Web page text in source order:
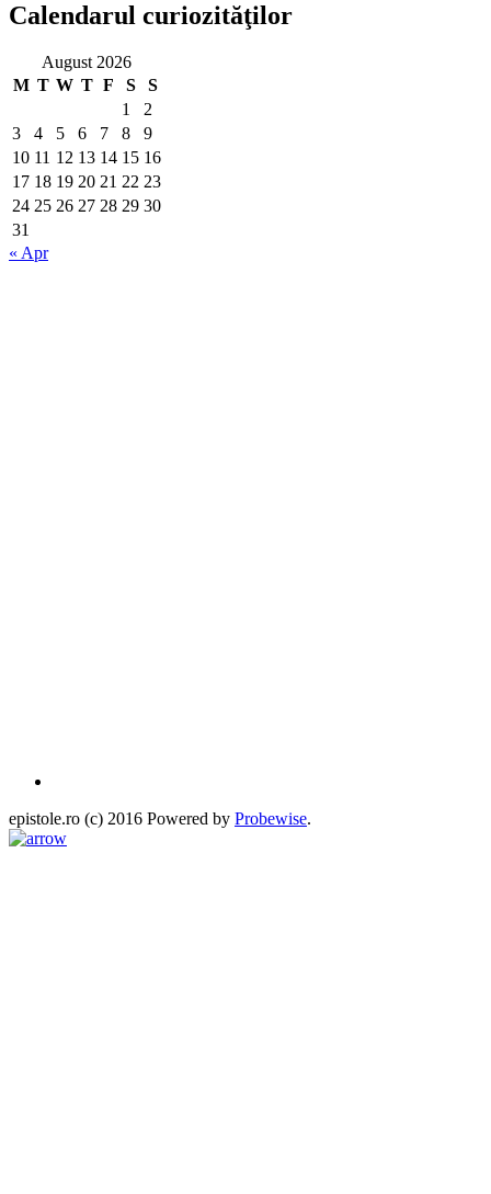
Calendarul curiozităţilor
August 2026
M T W T F S
S
1
2
3
4 5 6 7 8
9
10 11 12 13 14 15 16
17 18 19 20 21 22 23
24 25 26 27 28 29 30
31
« Apr
epistole.ro (c) 2016 Powered by Probewise.